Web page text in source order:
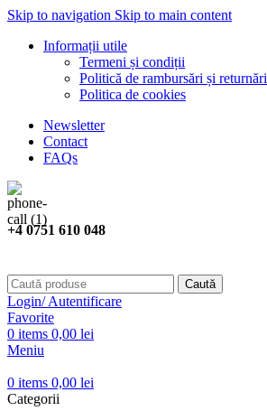
Skip to navigation Skip to main content
Informații utile
Termeni și condiții
Politică de rambursări și returnări
Politica de cookies
Newsletter
Contact
FAQs
+4 0751 610 048
Caută
Login/ Autentificare
Favorite
0 items 0,00 lei
Meniu
0 items 0,00 lei
Categorii